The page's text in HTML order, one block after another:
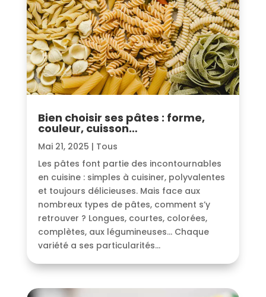
Bien choisir ses pâtes : forme,
couleur, cuisson…
Mai 21, 2025 | Tous
Les pâtes font partie des incontournables
en cuisine : simples à cuisiner, polyvalentes
et toujours délicieuses. Mais face aux
nombreux types de pâtes, comment s’y
retrouver ? Longues, courtes, colorées,
complètes, aux légumineuses… Chaque
variété a ses particularités...